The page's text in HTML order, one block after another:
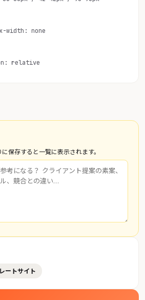
width: none
relative
保存すると一覧に表示されます。
ートサイト